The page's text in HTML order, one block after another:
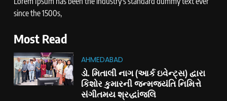
since the 1500s,
Most Read
AHMEDABAD
ડો. મિતાલી નાગ (આર્ક ઇવેન્ટ્સ) દ્વારા
કિશોર કુમારની જન્મજયંતિ નિમિત્તે
સંગીતમય શ્રદ્ધાંજલિ